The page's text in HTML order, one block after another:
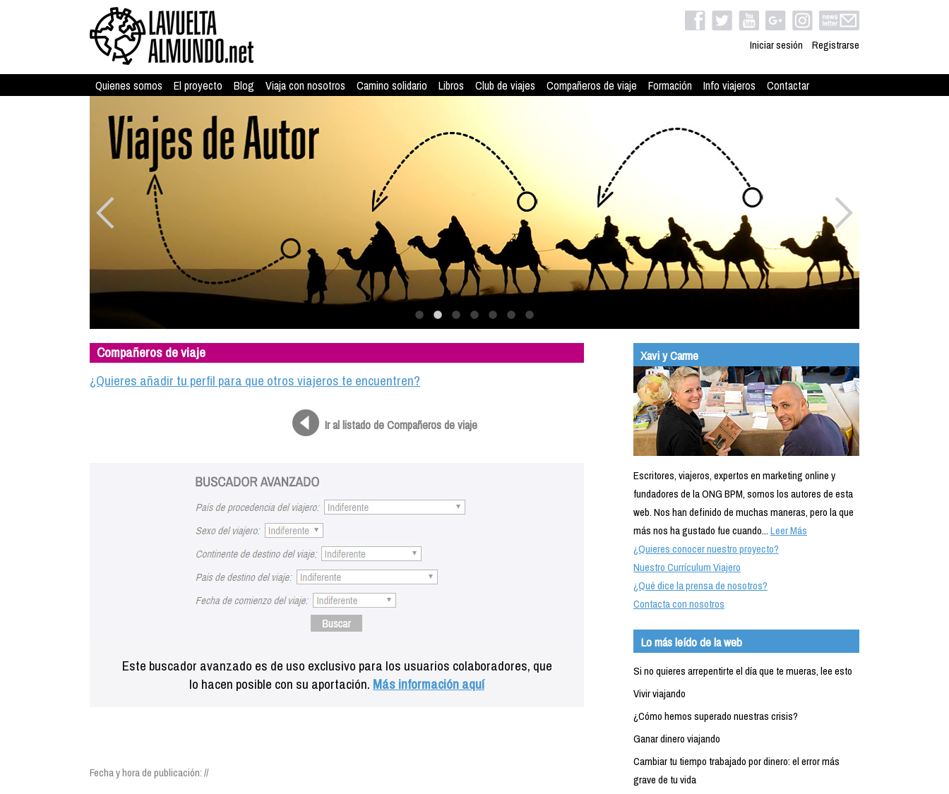
Iniciar sesión Registrarse
Quienes somos El proyecto Blog Viaja con nosotros Camino solidario Libros Club de viajes Compañeros de viaje Formación Info viajeros Contactar
Compañeros de viaje
¿Quieres añadir tu perfil para que otros viajeros te encuentren?
Ir al listado de Compañeros de viaje
Este buscador avanzado es de uso exclusivo para los usuarios colaboradores, que
lo hacen posible con su aportación. Más información aquí
Fecha y hora de publicación: //
Xavi y Carme
Escritores, viajeros, expertos en marketing online y
fundadores de la ONG BPM, somos los autores de esta
web. Nos han definido de muchas maneras, pero la que
más nos ha gustado fue cuando...Leer Más
¿Quieres conocer nuestro proyecto?
Nuestro Currículum Viajero
¿Qué dice la prensa de nosotros?
Contacta con nosotros
Lo más leído de la web
Si no quieres arrepentirte el día que te mueras, lee esto
Vivir viajando
¿Cómo hemos superado nuestras crisis?
Ganar dinero viajando
Cambiar tu tiempo trabajado por dinero: el error más
grave de tu vida